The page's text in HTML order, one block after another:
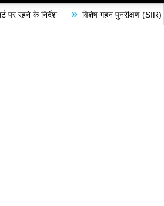
» विशेष गहन पुनरीक्षण (SIR) अभियान के अंतर्गत